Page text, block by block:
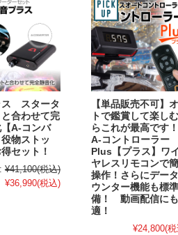
ス スタータ
合わせて完
A-コンバ
物ストッ
セット！
¥41,100(税込)
¥36,990(税込)
【単品販売不可】
トで鑑賞して楽し
らこれが最高です
A-コントローラー
Plus【プラス】ワイ
ヤレスリモコンで
操作！さらにデー
ウンター機能も標
備！ 動画配信に
適！
¥24,800(